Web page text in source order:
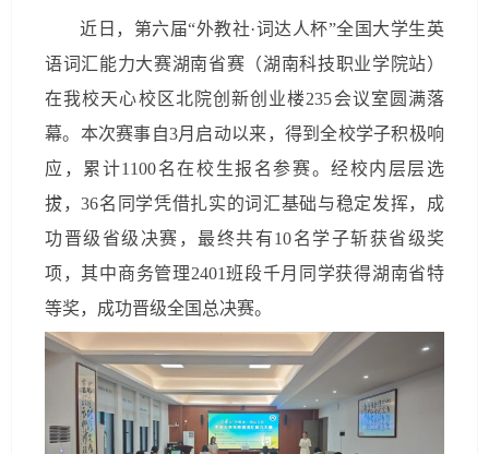
近日，第六届“外教社·词达人杯”全国大学生英
语词汇能力大赛湖南省赛（湖南科技职业学院站）
在我校天心校区北院创新创业楼235会议室圆满落
幕。本次赛事自3月启动以来，得到全校学子积极响
应，累计1100名在校生报名参赛。经校内层层选
拔，36名同学凭借扎实的词汇基础与稳定发挥，成
功晋级省级决赛，最终共有10名学子斩获省级奖
项，其中商务管理2401班段千月同学获得湖南省特
等奖，成功晋级全国总决赛。